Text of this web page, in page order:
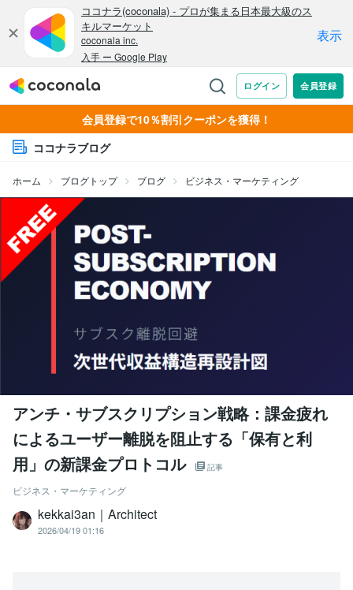
会員登録で10％割引クーポンを獲得！
ココナラブログ
ホーム ブログトップ ブログ ビジネス・マーケティング
アンチ・サブスクリプション戦略：課金疲れ
によるユーザー離脱を阻止する「保有と利
用」の新課金プロトコル
記事
ビジネス・マーケティング
kekkai3an｜Architect
2026/04/19 01:16